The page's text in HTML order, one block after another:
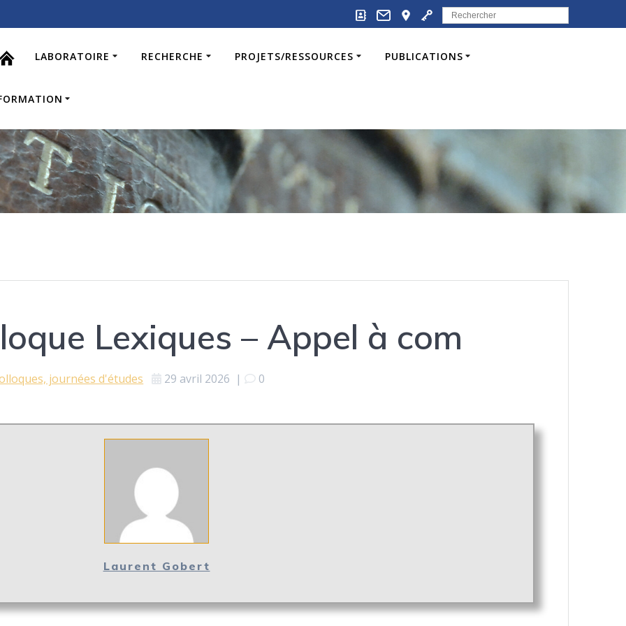
Search
for:
LABORATOIRE RECHERCHE PROJETS/RESSOURCES PUBLICATIONS
Lexiques – Appel à com
journées d'études 29 avril 2026 | 0
Laurent Gobert